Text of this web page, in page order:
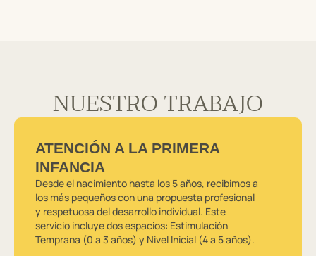
NUESTRO TRABAJO
ATENCIÓN A LA PRIMERA
INFANCIA
Desde el nacimiento hasta los 5 años, recibimos a
los más pequeños con una propuesta profesional
y respetuosa del desarrollo individual. Este
servicio incluye dos espacios: Estimulación
Temprana (0 a 3 años) y Nivel Inicial (4 a 5 años).